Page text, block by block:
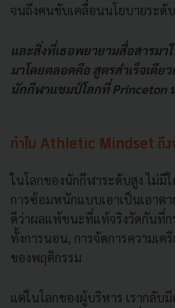
จนถึงคนขับเคลื่อนนโยบายระดั
และสิ่งที่เธอพยายามสื่อสารมา
มาโดยตลอดคือ สูตรสำเร็จเดีย
นักกีฬาแชมป์โลกที่ Princeton
ทำไม Athletic Mindset ถึง
ในโลกของนักกีฬาระดับสูง ไม่มีใ
การซ้อมหนักแบบเอาเป็นเอาตา
ดีว่าผลแพ้ชนะที่แท้จริงวัดกันที่ก
ทั้งการนอน, การจัดการความเค
ของพฤติกรรม
แต่ในโลกของผู้บริหาร เรากลับ